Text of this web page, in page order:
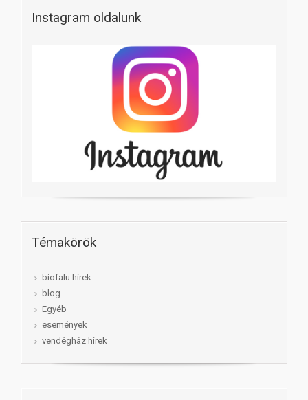
Instagram oldalunk
Témakörök
biofalu hírek
blog
Egyéb
események
vendégház hírek